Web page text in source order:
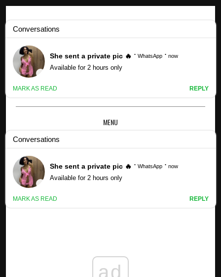
Profils Kpop
Profil des membres de l'équipe BNK48 NV (mis à jour !) -
MENU
×
PROFIL DES MEMBRES DE L'ÉQUIPE BNK48
NV
ad